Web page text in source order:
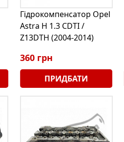
Гідрокомпенсатор Opel
Astra H 1.3 CDTI /
Z13DTH (2004-2014)
360 грн
ПРИДБАТИ